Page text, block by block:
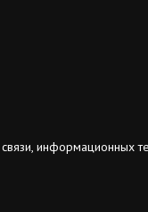
информационных